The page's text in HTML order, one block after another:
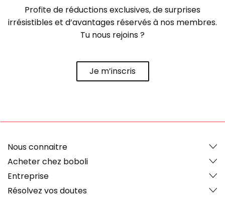
Profite de réductions exclusives, de surprises
irrésistibles et d’avantages réservés à nos membres.
Tu nous rejoins ?
Je m’inscris
Nous connaitre
Acheter chez boboli
Entreprise
Résolvez vos doutes